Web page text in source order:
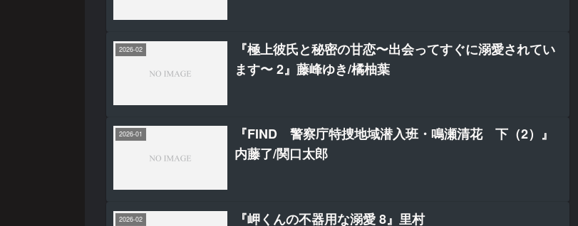
2026-02
『極上彼氏と秘密の甘恋〜出会ってすぐに溺愛されてい
ます〜 2』藤峰ゆき/橘柚葉
2026-01
『FIND 警察庁特捜地域潜入班・鳴瀬清花 下（2）』
内藤了/関口太郎
2026-02 『岬くんの不器用な溺愛 8』里村